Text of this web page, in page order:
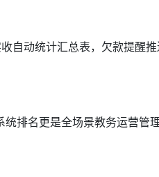
自动统计汇总表，欠款提醒
排名更是全场景教务运营管